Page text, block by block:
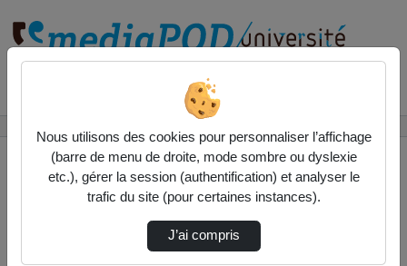
Nous utilisons des cookies pour personnaliser l’affichage
(barre de menu de droite, mode sombre ou dyslexie
etc.), gérer la session (authentification) et analyser le
trafic du site (pour certaines instances).
J’ai compris